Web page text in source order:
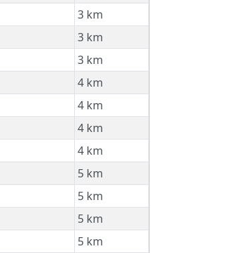
3 km
3 km
3 km
4 km
4 km
4 km
4 km
5 km
5 km
5 km
5 km